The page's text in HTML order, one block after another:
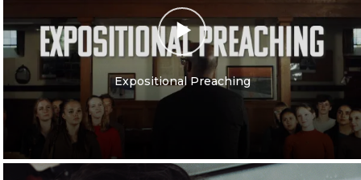
Expositional Preaching